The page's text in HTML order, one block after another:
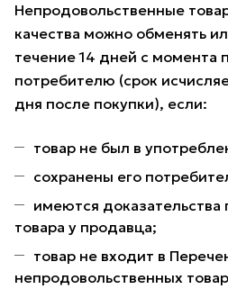
Непродовольственные
качества можно обменять
течение 14 дней с момента
потребителю (срок
дня после покупки), если:
товар не был в
сохранены его
имеются доказательства
товара у продавца;
товар не входит в
непродовольственных